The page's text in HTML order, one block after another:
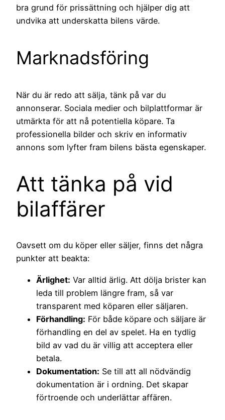
bra grund för prissättning och hjälper dig att
undvika att underskatta bilens värde.
Marknadsföring
När du är redo att sälja, tänk på var du
annonserar. Sociala medier och bilplattformar är
utmärkta för att nå potentiella köpare. Ta
professionella bilder och skriv en informativ
annons som lyfter fram bilens bästa egenskaper.
Att tänka på vid
bilaffärer
Oavsett om du köper eller säljer, finns det några
punkter att beakta:
Ärlighet: Var alltid ärlig. Att dölja brister kan
leda till problem längre fram, så var
transparent med köparen eller säljaren.
Förhandling: För både köpare och säljare är
förhandling en del av spelet. Ha en tydlig
bild av vad du är villig att acceptera eller
betala.
Dokumentation: Se till att all nödvändig
dokumentation är i ordning. Det skapar
förtroende och underlättar affären.